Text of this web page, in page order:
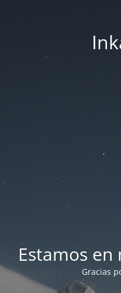
Estamos
Gracias